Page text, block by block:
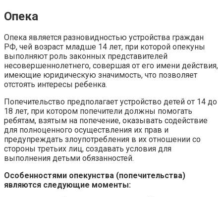
Опека
Опека является разновидностью устройства граждан
РФ, чей возраст младше 14 лет, при которой опекуны
выполняют роль законных представителей
несовершеннолетнего, совершая от его имени действия,
имеющие юридическую значимость, что позволяет
отстоять интересы ребенка.
Попечительство предполагает устройство детей от 14 до
18 лет, при котором попечители должны помогать
ребятам, взятым на попечение, оказывать содействие
для полноценного осуществления их прав и
предупреждать злоупотребления в их отношении со
стороны третьих лиц, создавать условия для
выполнения детьми обязанностей.
Особенностями опекунства (попечительства)
являются следующие моменты: